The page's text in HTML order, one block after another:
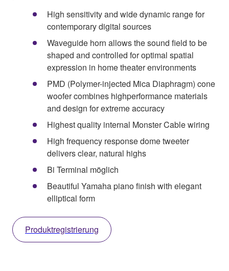
High sensitivity and wide dynamic range for
contemporary digital sources
Waveguide horn allows the sound field to be
shaped and controlled for optimal spatial
expression in home theater environments
PMD (Polymer-injected Mica Diaphragm) cone
woofer combines highperformance materials
and design for extreme accuracy
Highest quality internal Monster Cable wiring
High frequency response dome tweeter
delivers clear, natural highs
Bi Terminal möglich
Beautiful Yamaha piano finish with elegant
elliptical form
Produktregistrierung